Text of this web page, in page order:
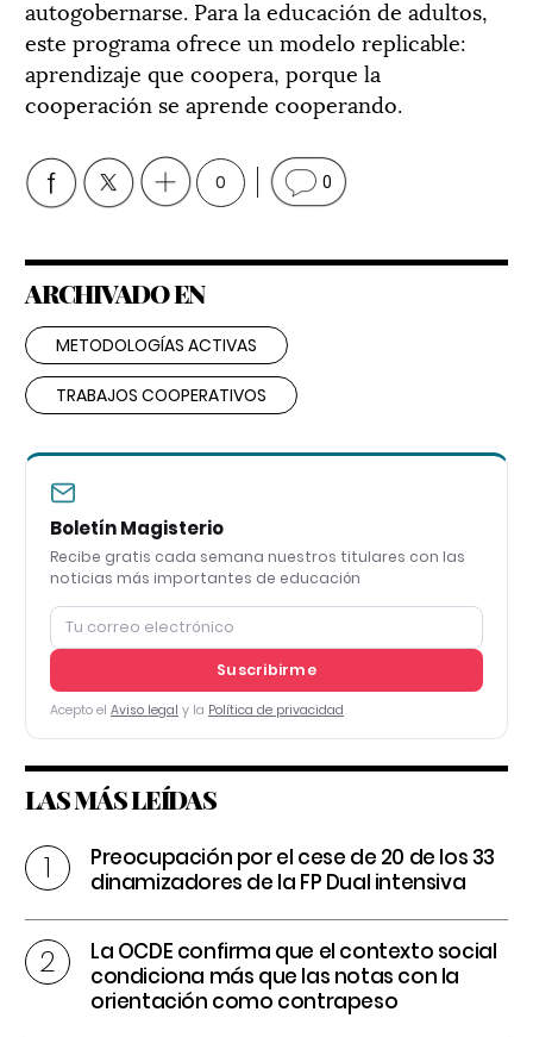
autogobernarse. Para la educación de adultos,
este programa ofrece un modelo replicable:
aprendizaje que coopera, porque la
cooperación se aprende cooperando.
0 0
ARCHIVADO EN
METODOLOGÍAS ACTIVAS
TRABAJOS COOPERATIVOS
Boletín Magisterio
Recibe gratis cada semana nuestros titulares con las
noticias más importantes de educación
Suscribirme
Acepto el Aviso legal y la Política de privacidad
LAS MÁS LEÍDAS
Preocupación por el cese de 20 de los 33
dinamizadores de la FP Dual intensiva
La OCDE confirma que el contexto social
condiciona más que las notas con la
orientación como contrapeso